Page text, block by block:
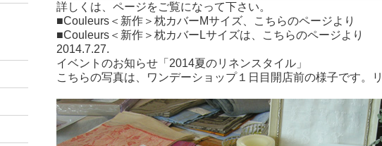
詳しくは、ページをご覧になって下さい。
■Couleurs＜新作＞枕カバーMサイズ、こちらのページより
■Couleurs＜新作＞枕カバーLサイズは、こちらのページより
2014.7.27.
イベントのお知らせ「2014夏のリネンスタイル」
こちらの写真は、ワンデーショップ１日目開店前の様子です。